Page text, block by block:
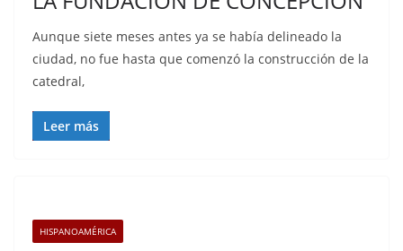
Aunque siete meses antes ya se había delineado la
ciudad, no fue hasta que comenzó la construcción de la
catedral,
Leer más
HISPANOAMÉRICA